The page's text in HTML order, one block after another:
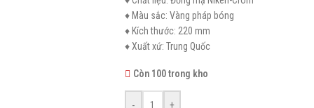
♦ Màu sắc: Vàng pháp bóng
♦ Kích thước: 220 mm
♦ Xuất xứ: Trung Quốc
Còn 100 trong kho
- +